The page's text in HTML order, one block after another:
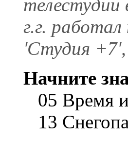
г.г.
'Студия
Начните
05 Bремя
13